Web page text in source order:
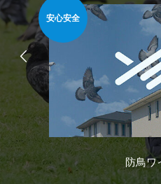
安心安全
防鳥ワ